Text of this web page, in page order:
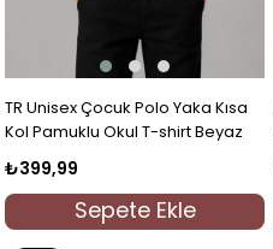
TR Unisex Çocuk Polo Yaka Kısa
Kol Pamuklu Okul T-shirt Beyaz
₺399,99
Sepete Ekle